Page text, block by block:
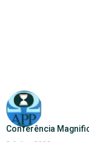
Conferência